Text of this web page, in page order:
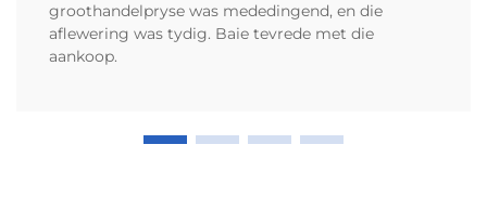
groothandelpryse was mededingend, en die
aflewering was tydig. Baie tevrede met die
aankoop.